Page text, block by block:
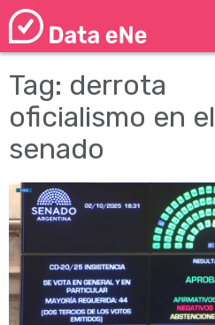
Tag: derrota
oficialismo en el
senado